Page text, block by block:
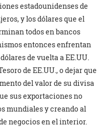
estadounidenses de
y los dólares que el
todos en bancos
entonces enfrentan
de vuelta a EE.UU.
de EE.UU., o dejar que
del valor de su divisa
sus exportaciones no
mundiales y creando al
negocios en el interior.